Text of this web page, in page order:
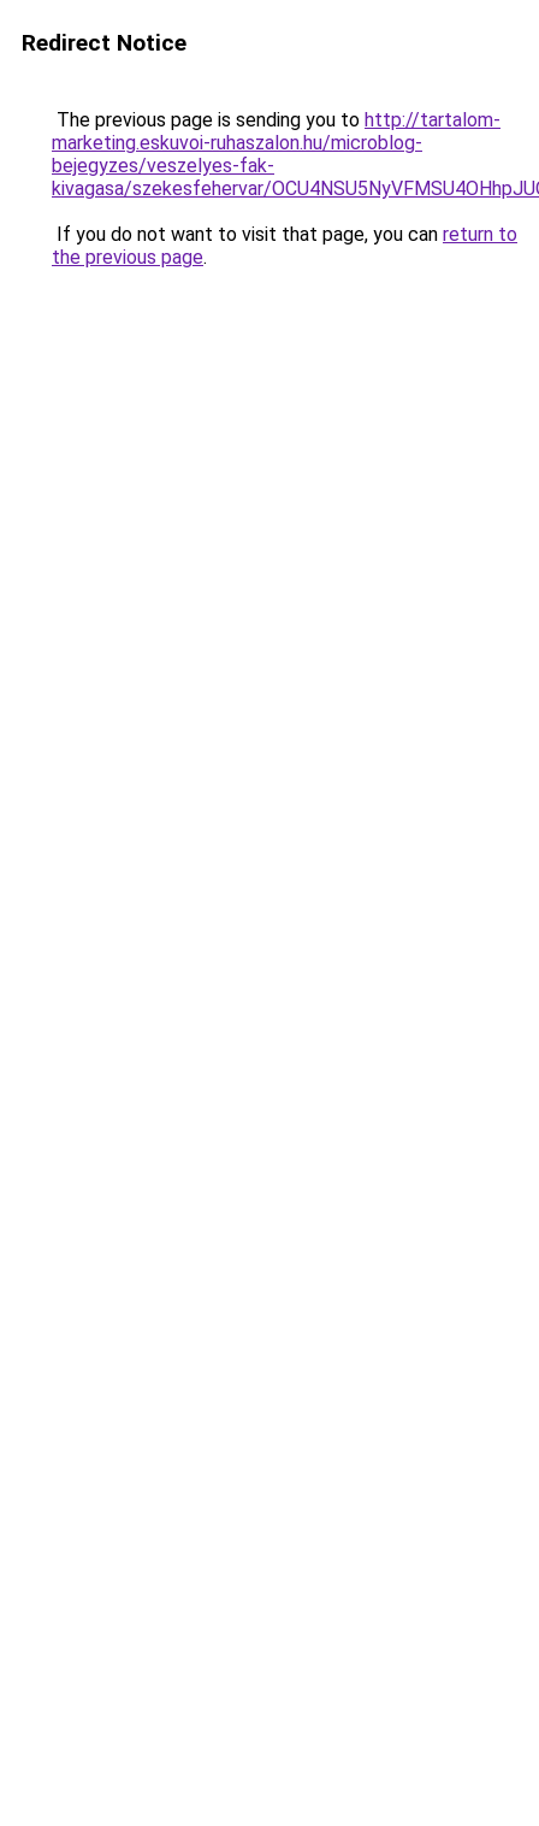
Redirect Notice
The previous page is sending you to http://tartalom-
marketing.eskuvoi-ruhaszalon.hu/microblog-
bejegyzes/veszelyes-fak-
kivagasa/szekesfehervar/
If you do not want to visit that page, you can return to
the previous page.